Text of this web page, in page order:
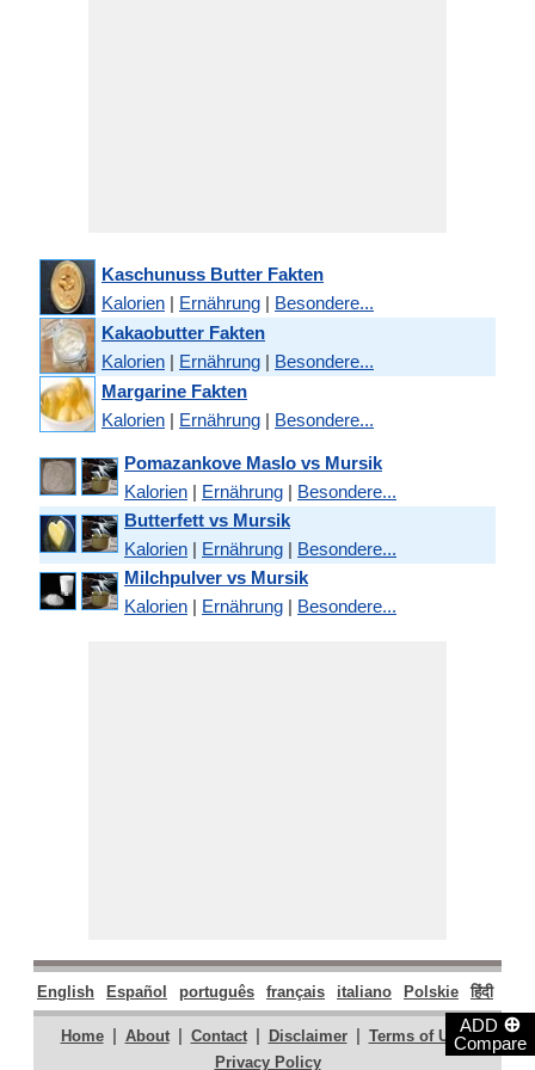
ADD ⊕
Compare
Kaschunuss Butter Fakten
Kalorien | Ernährung | Besondere...
Kakaobutter Fakten
Kalorien | Ernährung | Besondere...
Margarine Fakten
Kalorien | Ernährung | Besondere...
Pomazankove Maslo vs Mursik
Kalorien | Ernährung | Besondere...
Butterfett vs Mursik
Kalorien | Ernährung | Besondere...
Milchpulver vs Mursik
Kalorien | Ernährung | Besondere...
English Español português français italiano Polskie हिंदी
Home | About | Contact | Disclaimer | Terms of Use |
Privacy Policy